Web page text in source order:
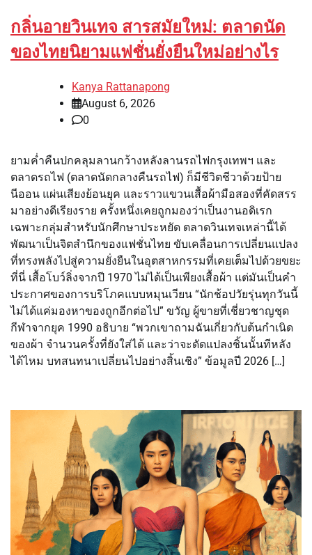
กลิ่นอายวินเทจ สารสมัยใหม่: ตลาดนัด
ของไทยนิยามแฟชั่นยั่งยืนใหม่อย่างไร
Kanya Rattanapong
August 6, 2026
0
ยามค่ำคืนปกคลุมลานกว้างหลังลานรถไฟกรุงเทพฯ และ
ตลาดรถไฟ (ตลาดนัดกลางคืนรถไฟ) ก็มีชีวิตชีวาด้วยป้าย
นีออน แผ่นเสียงย้อนยุค และราวแขวนเสื้อผ้ามือสองที่คัดสรร
มาอย่างดีเรียงราย ครั้งหนึ่งเคยถูกมองว่าเป็นงานอดิเรก
เฉพาะกลุ่มสำหรับนักศึกษาประหยัด ตลาดวินเทจเหล่านี้ได้
พัฒนาเป็นจิตสำนึกของแฟชั่นไทย ขับเคลื่อนการเปลี่ยนแปลง
ที่ทรงพลังไปสู่ความยั่งยืนในอุตสาหกรรมที่เคยเต็มไปด้วยขยะ
ที่นี่ เสื้อโบว์ลิ่งจากปี 1970 ไม่ได้เป็นเพียงเสื้อผ้า แต่มันเป็นคำ
ประกาศของการบริโภคแบบหมุนเวียน “นักช้อปวัยรุ่นทุกวันนี้
ไม่ได้แค่มองหาของถูกอีกต่อไป” ขวัญ ผู้ขายที่เชี่ยวชาญชุด
กีฬาจากยุค 1990 อธิบาย “พวกเขาถามฉันเกี่ยวกับต้นกำเนิด
ของผ้า จำนวนครั้งที่ยังใส่ได้ และว่าจะดัดแปลงชิ้นนั้นทีหลัง
ได้ไหม บทสนทนาเปลี่ยนไปอย่างสิ้นเชิง” ข้อมูลปี 2026 […]